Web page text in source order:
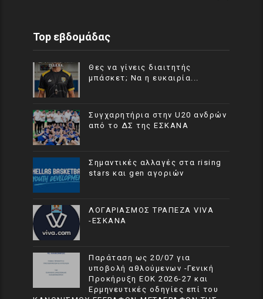
Top εβδομάδας
Θες να γίνεις διαιτητής
μπάσκετ; Να η ευκαιρία...
Συγχαρητήρια στην U20 ανδρών
από το ΔΣ της ΕΣΚΑΝΑ
Σημαντικές αλλαγές στα rising
stars και gen αγοριών
ΛΟΓΑΡΙΑΣΜΟΣ ΤΡΑΠΕΖΑ VIVA
-ΕΣΚΑΝΑ
Παράταση ως 20/07 για
υποβολή αθλούμενων -Γενική
Προκήρυξη ΕΟΚ 2026-27 και
Ερμηνευτικές οδηγίες επί του